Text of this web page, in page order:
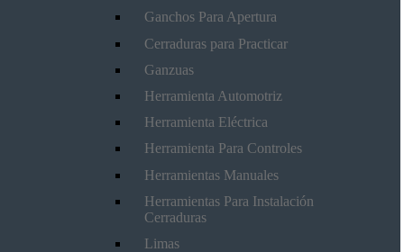
Ganchos Para Apertura
Cerraduras para Practicar
Ganzuas
Herramienta Automotriz
Herramienta Eléctrica
Herramienta Para Controles
Herramientas Manuales
Herramientas Para Instalación
Cerraduras
Limas